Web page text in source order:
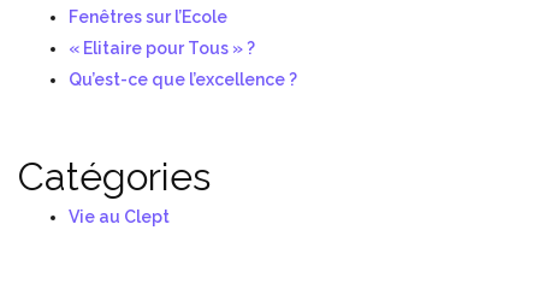
Fenêtres sur l’Ecole
« Elitaire pour Tous » ?
Qu’est-ce que l’excellence ?
Catégories
Vie au Clept